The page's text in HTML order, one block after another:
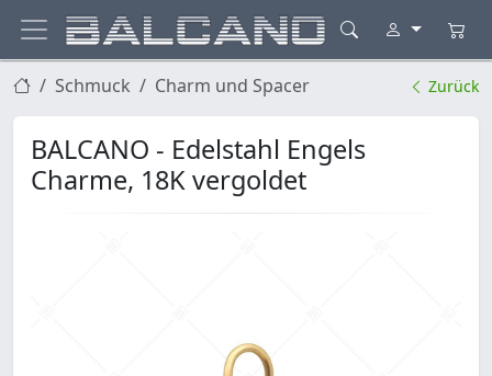
Schmuck Charm und Spacer Zurück
BALCANO - Edelstahl Engels
Charme, 18K vergoldet